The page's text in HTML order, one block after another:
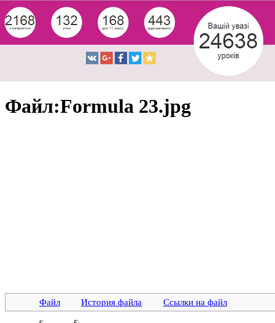
Файл:Formula 23.jpg
Файл История файла Ссылки на файл